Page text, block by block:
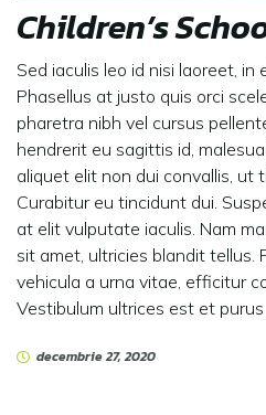
Children’s
Sed iaculis leo id nisi laoreet, in
Phasellus at justo quis orci
pharetra nibh vel cursus
hendrerit eu sagittis id,
aliquet elit non dui convallis, ut
Curabitur eu tincidunt dui.
at elit vulputate iaculis. Nam
sit amet, ultricies blandit tellus.
vehicula a urna vitae, efficitur
Vestibulum ultrices est et purus
decembrie 27, 2020